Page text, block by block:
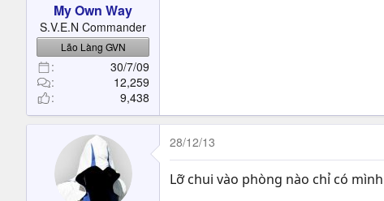
t
e
r
My Own Way
S.V.E.N Commander
Lão Làng GVN
30/7/09
12,259
9,438
28/12/13
Lỡ chui vào phòng nào chỉ có